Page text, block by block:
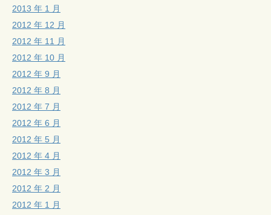
2013 年 1 月
2012 年 12 月
2012 年 11 月
2012 年 10 月
2012 年 9 月
2012 年 8 月
2012 年 7 月
2012 年 6 月
2012 年 5 月
2012 年 4 月
2012 年 3 月
2012 年 2 月
2012 年 1 月